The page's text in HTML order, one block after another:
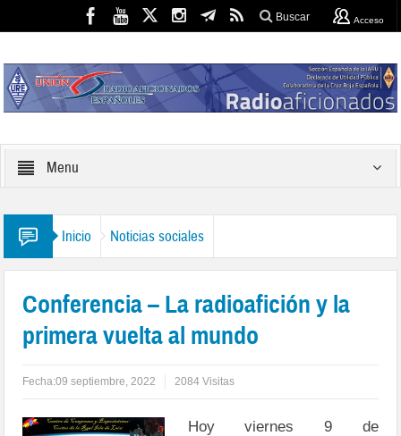
Buscar Acceso
Menu
Inicio Noticias sociales
Conferencia – La radioafición y la
primera vuelta al mundo
Fecha:09 septiembre, 2022 2084 Visitas
Hoy viernes 9 de